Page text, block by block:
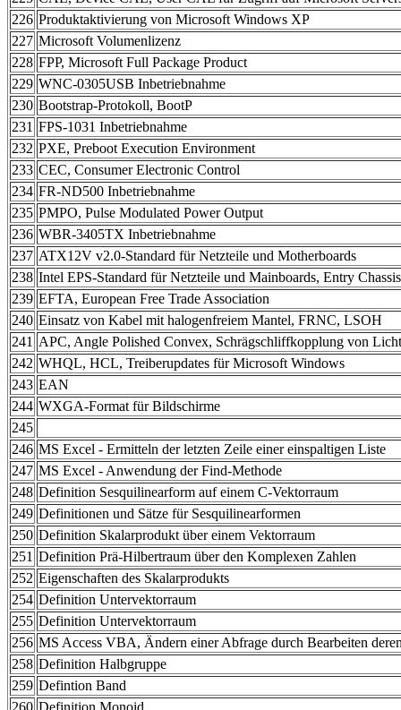
226 Produktaktivierung von Microsoft Windows XP
227 Microsoft Volumenlizenz
228 FPP, Microsoft Full Package Product
229 WNC-0305USB Inbetriebnahme
230 Bootstrap-Protokoll, BootP
231 FPS-1031 Inbetriebnahme
232 PXE, Preboot Execution Environment
233 CEC, Consumer Electronic Control
234 FR-ND500 Inbetriebnahme
235 PMPO, Pulse Modulated Power Output
236 WBR-3405TX Inbetriebnahme
237 ATX12V v2.0-Standard für Netzteile und Motherboards
238 Intel EPS-Standard für Netzteile und Mainboards, Entry
239 EFTA, European Free Trade Association
240 Einsatz von Kabel mit halogenfreiem Mantel, FRNC, LSOH
241 APC, Angle Polished Convex, Schrägschliffkopplung von
242 WHQL, HCL, Treiberupdates für Microsoft Windows
243 EAN
244 WXGA-Format für Bildschirme
245
246 MS Excel - Ermitteln der letzten Zeile einer einspaltigen Liste
247 MS Excel - Anwendung der Find-Methode
248 Definition Sesquilinearform auf einem C-Vektorraum
249 Definitionen und Sätze für Sesquilinearformen
250 Definition Skalarprodukt über einem Vektorraum
251 Definition Prä-Hilbertraum über den Komplexen Zahlen
252 Eigenschaften des Skalarprodukts
254 Definition Untervektorraum
255 Definition Untervektorraum
256 MS Access VBA, Ändern einer Abfrage durch Bearbeiten
258 Definition Halbgruppe
259 Defintion Band
260 Definition Monoid